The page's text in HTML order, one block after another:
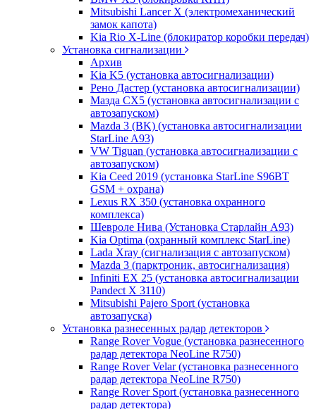
Mitsubishi Lancer X (электромеханический
замок капота)
Kia Rio X-Line (блокиратор коробки передач)
Установка сигнализации
Архив
Kia K5 (установка автосигнализации)
Рено Дастер (установка автосигнализации)
Мазда CХ5 (установка автосигнализации с
автозапуском)
Mazda 3 (BK) (установка автосигнализации
StarLine A93)
VW Tiguan (установка автосигнализации с
автозапуском)
Kia Ceed 2019 (установка StarLine S96BT
GSM + охрана)
Lexus RX 350 (установка охранного
комплекса)
Шевроле Нива (Установка Старлайн А93)
Kia Optima (охранный комплекс StarLine)
Lada Xray (сигнализация с автозапуском)
Mazda 3 (парктроник, автосигнализация)
Infiniti EX 25 (установка автосигнализации
Pandect X 3110)
Mitsubishi Pajero Sport (установка
автозапуска)
Установка разнесенных радар детекторов
Range Rover Vogue (установка разнесенного
радар детектора NeoLine R750)
Range Rover Velar (установка разнесенного
радар детектора NeoLine R750)
Range Rover Sport (установка разнесенного
радар детектора)